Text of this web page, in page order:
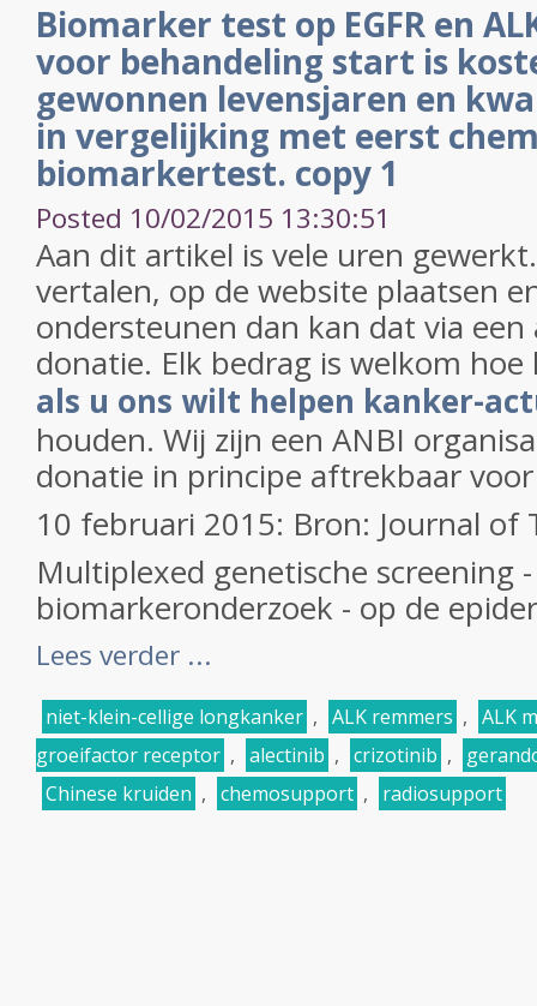
Biomarker test op EGFR en
voor behandeling start is
gewonnen levensjaren en
in vergelijking met eerst
biomarkertest. copy 1
Posted 10/02/2015 13:30:51
Aan dit artikel is vele uren
vertalen, op de website plaatsen
ondersteunen dan kan dat via
donatie. Elk bedrag is welkom
als u ons wilt helpen kanker-
houden. Wij zijn een ANBI
donatie in principe aftrekbaar
10 februari 2015: Bron: Journal of
Multiplexed genetische screening -
biomarkeronderzoek - op de
Lees verder ...
niet-klein-cellige longkanker , ALK remmers , ALK
groeifactor receptor , alectinib , crizotinib ,
Chinese kruiden , chemosupport , radiosupport